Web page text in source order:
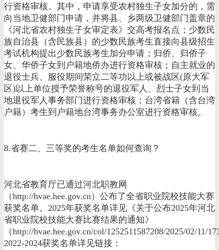
行资格审核。其中，申请享受农村独生子女加分的，需
向当地卫健部门申请，并将县、乡两级卫健部门盖章的
《河北省农村独生子女审定表》交高考报名点；少数民
族自治县（含民族县）的少数民族考生直接向县级招生
考试机构提出少数民族考生加分申请；归侨、归侨子
女、华侨子女到户籍地侨办进行资格审核；自主就业的
退役士兵、服役期间荣立二等功以上或被战区(原大军
区)以上单位授予荣誉称号的退役军人、烈士子女到当
地退役军人事务部门进行资格审核；台湾省籍（含台湾
户籍）考生到户籍地台湾事务办公室进行资格审核。
8.省赛二、三等奖的考生名单如何查询？
河北省教育厅已通过河北职教网
（http://hvae.hee.gov.cn）公布了全省职业院校技能大赛
获奖名单。2025年获奖名单详见《关于公布2025年河北
省职业院校技能大赛比赛结果的通知》
（http://hvae.hee.gov.cn/col/1252511587208/2025/02/11/
2022-2024获奖名单详见链接：